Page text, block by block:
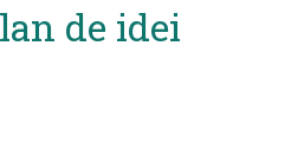
de idei